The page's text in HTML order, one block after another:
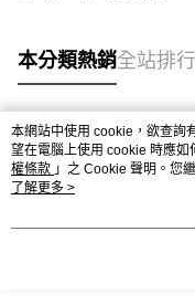
本分類熱銷全站排行
熱門標籤
本網站中使用 cookie，欲查詢
望在電腦上使用 cookie 時應
權條款 」之 Cookie 聲明。您
用條款之 Cookie 聲明使用
了解更多 >